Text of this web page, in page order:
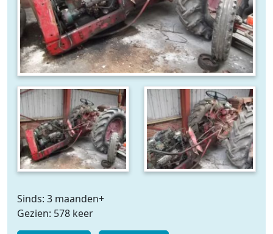
Sinds: 3 maanden+
Gezien: 578 keer